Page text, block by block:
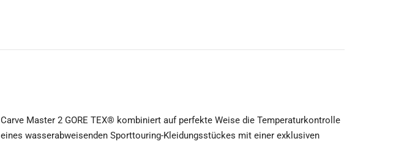
Carve Master 2 GORE TEX® kombiniert auf perfekte Weise die Temperaturkontrolle
eines wasserabweisenden Sporttouring-Kleidungsstückes mit einer exklusiven